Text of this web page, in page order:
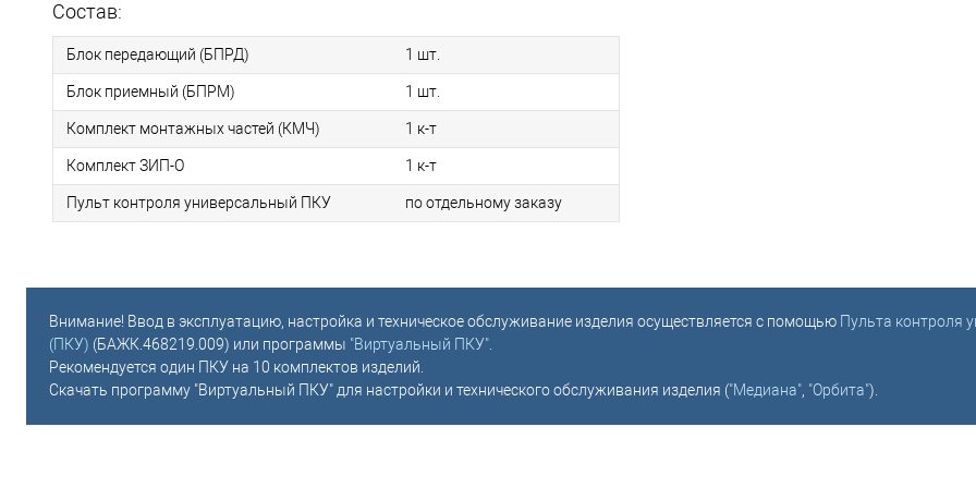
Состав:
Блок передающий (БПРД) 1 шт.
Блок приемный (БПРМ) 1 шт.
Комплект монтажных частей (КМЧ) 1 к-т
Комплект ЗИП-О 1 к-т
Пульт контроля универсальный ПКУ по отдельному заказу
Внимание! Ввод в эксплуатацию, настройка и техническое обслуживание изделия осуществляется с помощью Пульта контроля
(ПКУ) (БАЖК.468219.009) или программы "Виртуальный ПКУ"
Рекомендуется один ПКУ на 10 комплектов изделий.
Скачать программу "Виртуальный ПКУ" для настройки и технического обслуживания изделия ("Медиана" "Орбита").